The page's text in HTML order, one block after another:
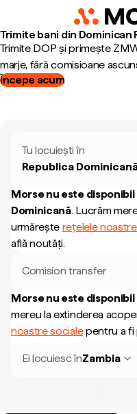
Trimite bani din Dominican
Trimite DOP și primește
marje, fără comisioane
Începe acum
Tu locuiești în
Republica
Morse nu este
Dominicană. Lucrăm
urmărește rețelele
află noutăți.
Comision transfer
Morse nu este
mereu la extinderea
noastre socialepentru a fi
Ei locuiesc înZambia